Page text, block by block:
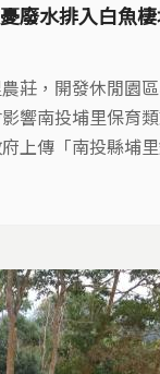
憂廢水排入白魚
莊，開發休閒園
響南投埔里保育
上傳「南投縣埔
影響說明書，環團
載有違法之虞，在
登載有違法之虞，
投縣府應予退件